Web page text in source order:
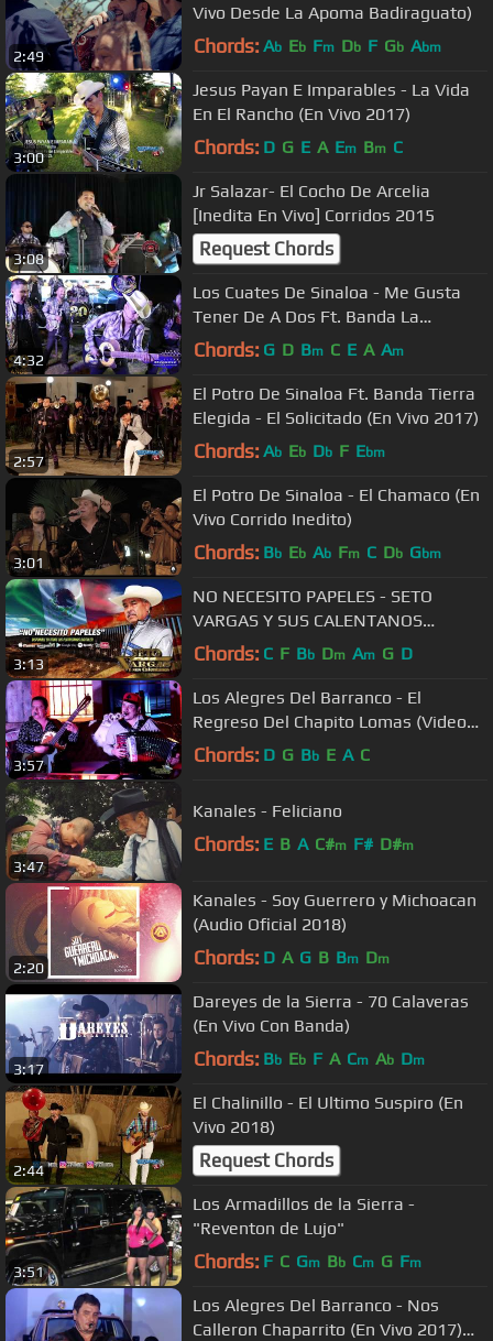
2:49
Vivo Desde La Apoma Badiraguato)
Chords: Ab Eb Fm Db F Gb Abm
3:00
Jesus Payan E Imparables - La Vida
En El Rancho (En Vivo 2017)
Chords: D G E A Em Bm C
3:08
Jr Salazar- El Cocho De Arcelia
[Inedita En Vivo] Corridos 2015
Request Chords
4:32
Los Cuates De Sinaloa - Me Gusta
Tener De A Dos Ft. Banda La
Llegadora (Videos En Vivo)
Chords: G D Bm C E A Am
2:57
El Potro De Sinaloa Ft. Banda Tierra
Elegida - El Solicitado (En Vivo 2017)
Chords: Ab Eb Db F Ebm
3:01
El Potro De Sinaloa - El Chamaco (En
Vivo Corrido Inedito)
Chords: Bb Eb Ab Fm C Db Gbm
3:13
NO NECESITO PAPELES - SETO
VARGAS Y SUS CALENTANOS
(ESTRENO 2017)
Chords: C F Bb Dm Am G D
3:57
Los Alegres Del Barranco - El
Regreso Del Chapito Lomas (Video
En Vivo 2018) EXCLUSIVO
Chords: D G Bb E A C
3:47
Kanales - Feliciano
Chords: E B A C#m F# D#m
2:20
Kanales - Soy Guerrero y Michoacan
(Audio Oficial 2018)
Chords: D A G B Bm Dm
3:17
Dareyes de la Sierra - 70 Calaveras
(En Vivo Con Banda)
Chords: Bb Eb F A Cm Ab Dm
2:44
El Chalinillo - El Ultimo Suspiro (En
Vivo 2018)
Request Chords
3:51
Los Armadillos de la Sierra -
"Reventon de Lujo"
Chords: F C Gm Bb Cm G Fm
Los Alegres Del Barranco - Nos
Calleron Chaparrito (En Vivo 2017)